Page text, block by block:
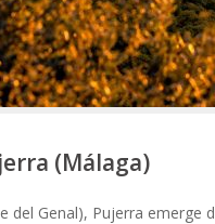
(Málaga)
del Genal), Pujerra